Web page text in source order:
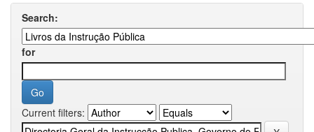
Search:
for
Current filters: